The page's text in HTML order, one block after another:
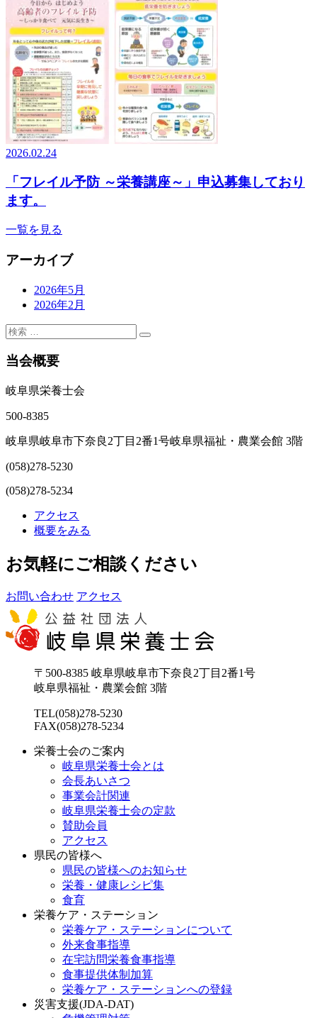
2026.02.24
「フレイル予防 ～栄養講座～」申込募集しており
ます。
一覧を見る
アーカイブ
2026年5月
2026年2月
当会概要
岐阜県栄養士会
500-8385
岐阜県岐阜市下奈良2丁目2番1号岐阜県福祉・農業会館 3階
(058)278-5230
(058)278-5234
アクセス
概要をみる
お気軽にご相談ください
お問い合わせ アクセス
〒500-8385 岐阜県岐阜市下奈良2丁目2番1号
岐阜県福祉・農業会館 3階
TEL(058)278-5230
FAX(058)278-5234
栄養士会のご案内
岐阜県栄養士会とは
会長あいさつ
事業会計関連
岐阜県栄養士会の定款
賛助会員
アクセス
県民の皆様へ
県民の皆様へのお知らせ
栄養・健康レシピ集
食育
栄養ケア・ステーション
栄養ケア・ステーションについて
外来食事指導
在宅訪問栄養食事指導
食事提供体制加算
栄養ケア・ステーションへの登録
災害支援(JDA-DAT)